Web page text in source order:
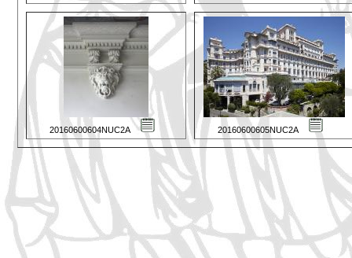
20160600604NUC2A 20160600605NUC2A